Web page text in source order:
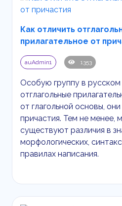
Как отличить
прилагательное от
auAdmin1 1353
Особую группу в русском
отглагольные
от глагольной основы,
причастия. Тем не менее,
существуют различия в
морфологических,
правилах написания.